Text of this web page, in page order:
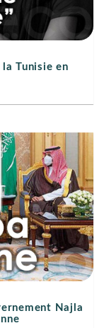
Tunisie en
Najla